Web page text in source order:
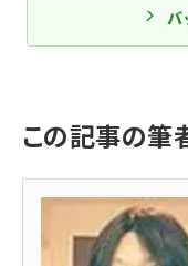
バ
この記事の筆